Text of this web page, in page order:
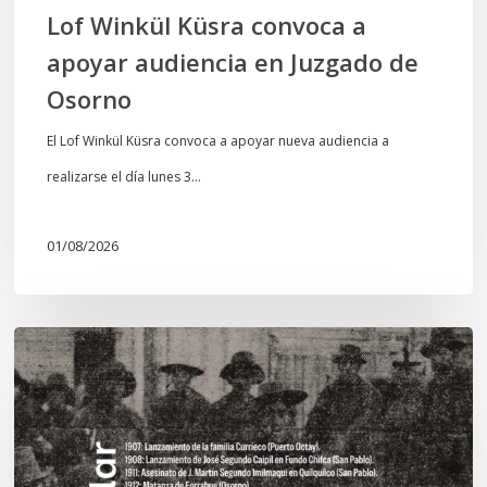
Lof Winkül Küsra convoca a
apoyar audiencia en Juzgado de
Osorno
El Lof Winkül Küsra convoca a apoyar nueva audiencia a
realizarse el día lunes 3…
01/08/2026
Chawrakawin:
Palimpsesto
explora
a